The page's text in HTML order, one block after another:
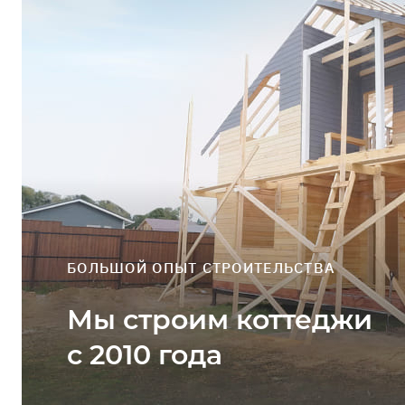
БОЛЬШОЙ ОПЫТ СТРОИТЕЛЬСТВА
Мы строим коттеджи
с 2010 года